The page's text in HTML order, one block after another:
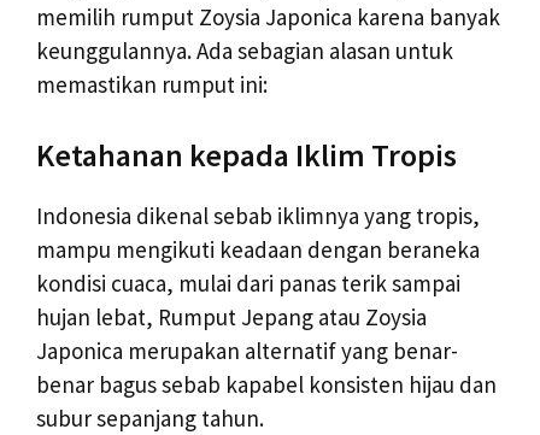
memilih rumput Zoysia Japonica karena banyak
keunggulannya. Ada sebagian alasan untuk
memastikan rumput ini:
Ketahanan kepada Iklim Tropis
Indonesia dikenal sebab iklimnya yang tropis,
mampu mengikuti keadaan dengan beraneka
kondisi cuaca, mulai dari panas terik sampai
hujan lebat, Rumput Jepang atau Zoysia
Japonica merupakan alternatif yang benar-
benar bagus sebab kapabel konsisten hijau dan
subur sepanjang tahun.